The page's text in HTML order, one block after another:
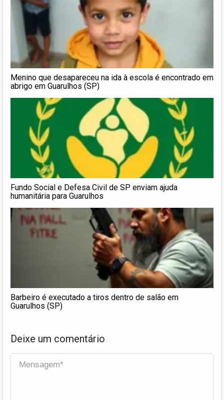
Menino que desapareceu na ida à escola é encontrado em
abrigo em Guarulhos (SP)
Fundo Social e Defesa Civil de SP enviam ajuda
humanitária para Guarulhos
Barbeiro é executado a tiros dentro de salão em
Guarulhos (SP)
Deixe um comentário